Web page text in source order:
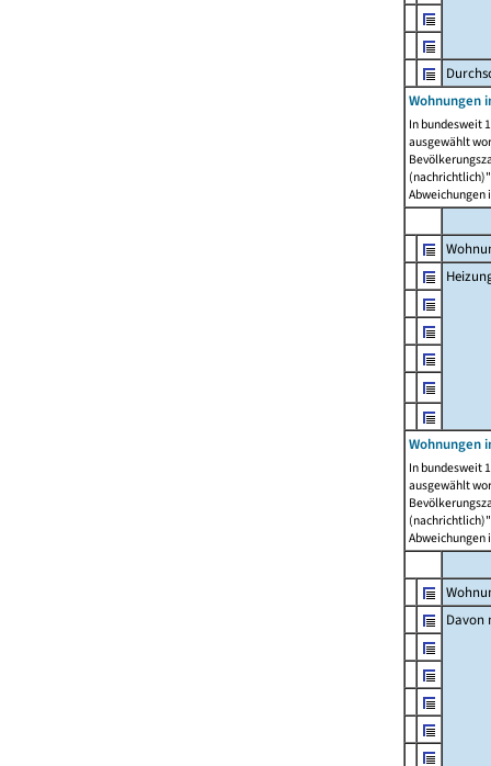
Wohnungen
In bundesweit
ausgewählt
Abweichungen
Wohnungen
In bundesweit
ausgewählt
Abweichungen
Davon